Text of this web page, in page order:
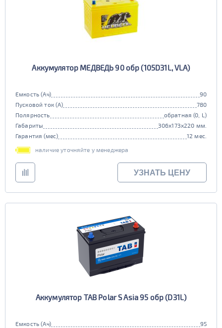
Аккумулятор МЕДВЕДЬ 90 обр (105D31L, VLA)
Емкость (Ач)
90
Пусковой ток (А)
780
Полярность
обратная (0, L)
Габариты
306x173x220 мм.
Гарантия (мес)
12 мес.
наличие уточняйте у менеджера
УЗНАТЬ ЦЕНУ
Аккумулятор TAB Polar S Asia 95 обр (D31L)
Емкость (Ач)
95